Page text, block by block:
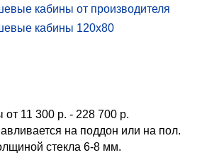
кабины от производителя
кабины 120x80
душевую кабину с высоким
кабинки 80 на 80 угловые
от 11 300 р. - 228 700 р.
на поддон или на пол.
стекла 6-8 мм.